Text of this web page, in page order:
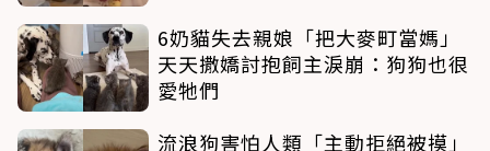
6奶貓失去親娘「把大麥町當媽」
天天撒嬌討抱飼主淚崩：狗狗也很
愛牠們
流浪狗害怕人類「主動拒絕被摸」